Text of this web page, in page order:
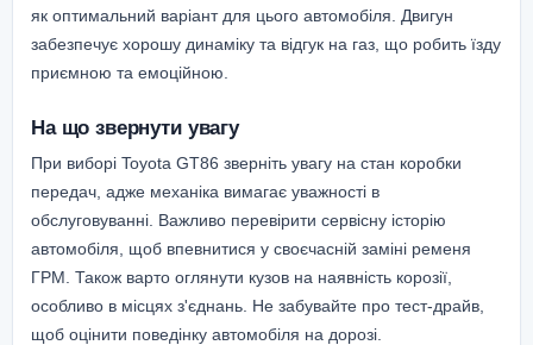
як оптимальний варіант для цього автомобіля. Двигун
забезпечує хорошу динаміку та відгук на газ, що робить їзду
приємною та емоційною.
На що звернути увагу
При виборі Toyota GT86 зверніть увагу на стан коробки
передач, адже механіка вимагає уважності в
обслуговуванні. Важливо перевірити сервісну історію
автомобіля, щоб впевнитися у своєчасній заміні ременя
ГРМ. Також варто оглянути кузов на наявність корозії,
особливо в місцях з'єднань. Не забувайте про тест-драйв,
щоб оцінити поведінку автомобіля на дорозі.